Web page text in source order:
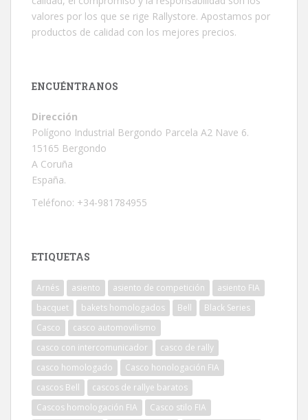
valores por los que se rige Rallystore. Apostamos por
productos de calidad con los mejores precios.
ENCUÉNTRANOS
Dirección
Polígono Industrial Bergondo Parcela A2 Nave 6.
15165 Bergondo
A Coruña
España.
Teléfono: +34-981784955
ETIQUETAS
Arnés asiento asiento de competición
asiento FIA
bacquet
bakets homologados Bell
Black Series
Casco
casco automovilismo
casco con intercomunicador
casco de rally
casco homologado
Casco honologación FIA
cascos Bell
cascos de rallye baratos
Cascos homologación FIA
Casco stilo FIA